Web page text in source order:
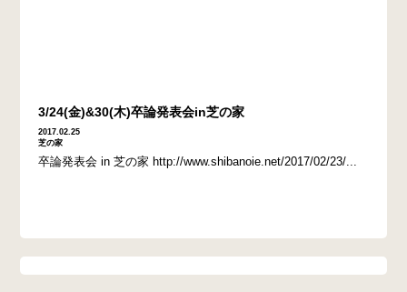
3/24(金)&30(木)卒論発表会in芝の家
2017.02.25
芝の家
卒論発表会 in 芝の家 http://www.shibanoie.net/2017/02/23/...